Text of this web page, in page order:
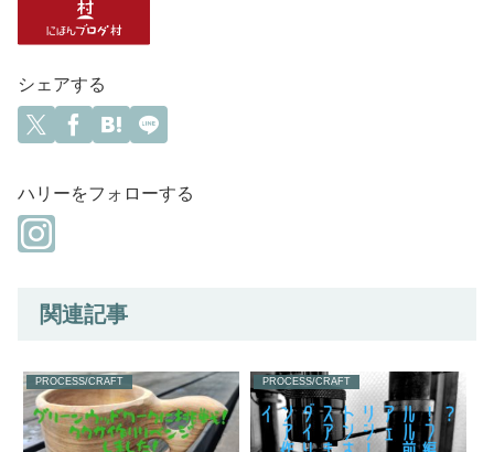
シェアする
ハリーをフォローする
関連記事
PROCESS/CRAFT PROCESS/CRAFT